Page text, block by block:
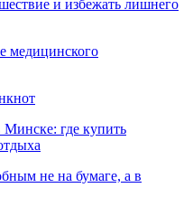
и избежать лишнего
медицинского
где купить
не на бумаге, а в